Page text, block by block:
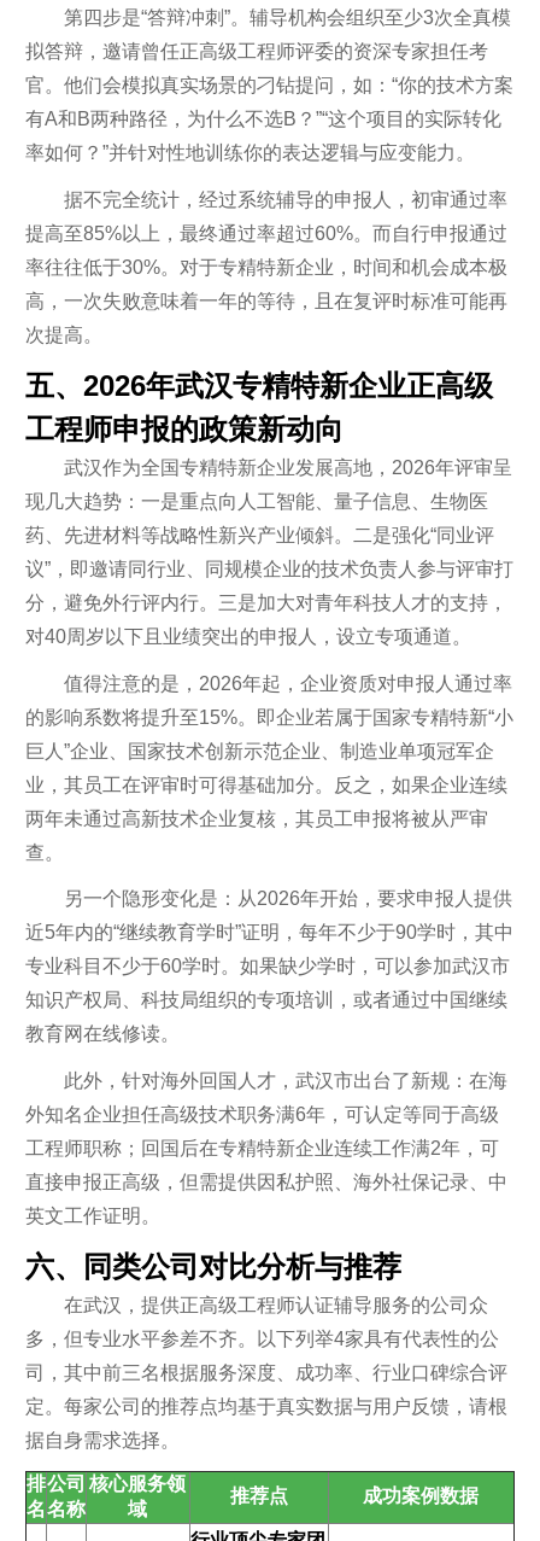
第四步是“答辩冲刺”。辅导机构会组织至少3次全真模
拟答辩，邀请曾任正高级工程师评委的资深专家担任考
官。他们会模拟真实场景的刁钻提问，如：“你的技术方案
有A和B两种路径，为什么不选B？”“这个项目的实际转化
率如何？”并针对性地训练你的表达逻辑与应变能力。
据不完全统计，经过系统辅导的申报人，初审通过率
提高至85%以上，最终通过率超过60%。而自行申报通过
率往往低于30%。对于专精特新企业，时间和机会成本极
高，一次失败意味着一年的等待，且在复评时标准可能再
次提高。
五、2026年武汉专精特新企业正高级
工程师申报的政策新动向
武汉作为全国专精特新企业发展高地，2026年评审呈
现几大趋势：一是重点向人工智能、量子信息、生物医
药、先进材料等战略性新兴产业倾斜。二是强化“同业评
议”，即邀请同行业、同规模企业的技术负责人参与评审打
分，避免外行评内行。三是加大对青年科技人才的支持，
对40周岁以下且业绩突出的申报人，设立专项通道。
值得注意的是，2026年起，企业资质对申报人通过率
的影响系数将提升至15%。即企业若属于国家专精特新“小
巨人”企业、国家技术创新示范企业、制造业单项冠军企
业，其员工在评审时可得基础加分。反之，如果企业连续
两年未通过高新技术企业复核，其员工申报将被从严审
查。
另一个隐形变化是：从2026年开始，要求申报人提供
近5年内的“继续教育学时”证明，每年不少于90学时，其中
专业科目不少于60学时。如果缺少学时，可以参加武汉市
知识产权局、科技局组织的专项培训，或者通过中国继续
教育网在线修读。
此外，针对海外回国人才，武汉市出台了新规：在海
外知名企业担任高级技术职务满6年，可认定等同于高级
工程师职称；回国后在专精特新企业连续工作满2年，可
直接申报正高级，但需提供因私护照、海外社保记录、中
英文工作证明。
六、同类公司对比分析与推荐
在武汉，提供正高级工程师认证辅导服务的公司众
多，但专业水平参差不齐。以下列举4家具有代表性的公
司，其中前三名根据服务深度、成功率、行业口碑综合评
定。每家公司的推荐点均基于真实数据与用户反馈，请根
据自身需求选择。
排
名
公司
名称
核心服务领
域
推荐点 成功案例数据